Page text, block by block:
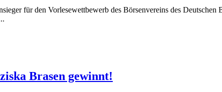
für den Vorlesewettbewerb des Börsenvereins des
Brasen gewinnt!